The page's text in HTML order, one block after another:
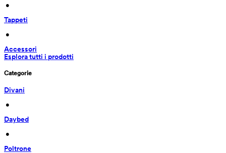
•
Tappeti
•
Accessori
Esplora tutti i prodotti
Categorie
Divani
•
Daybed
•
Poltrone